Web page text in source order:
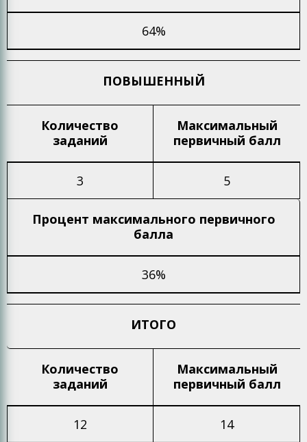
64%
ПОВЫШЕННЫЙ
Количество
заданий
Максимальный
первичный балл
3 5
Процент максимального первичного
балла
36%
ИТОГО
Количество
заданий
Максимальный
первичный балл
12 14